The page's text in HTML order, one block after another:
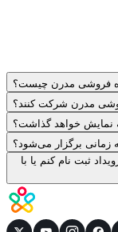
فروشی مدرن چیست؟
مدرن شرکت کنند؟
نمایش خواهد گذاشت؟
برگزار می‌شود؟